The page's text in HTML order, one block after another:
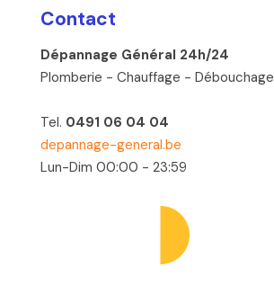
Contact
Dépannage Général 24h/24
Plomberie - Chauffage - Débouchage
Tel. 0491 06 04 04
depannage-general.be
Lun-Dim 00:00 - 23:59